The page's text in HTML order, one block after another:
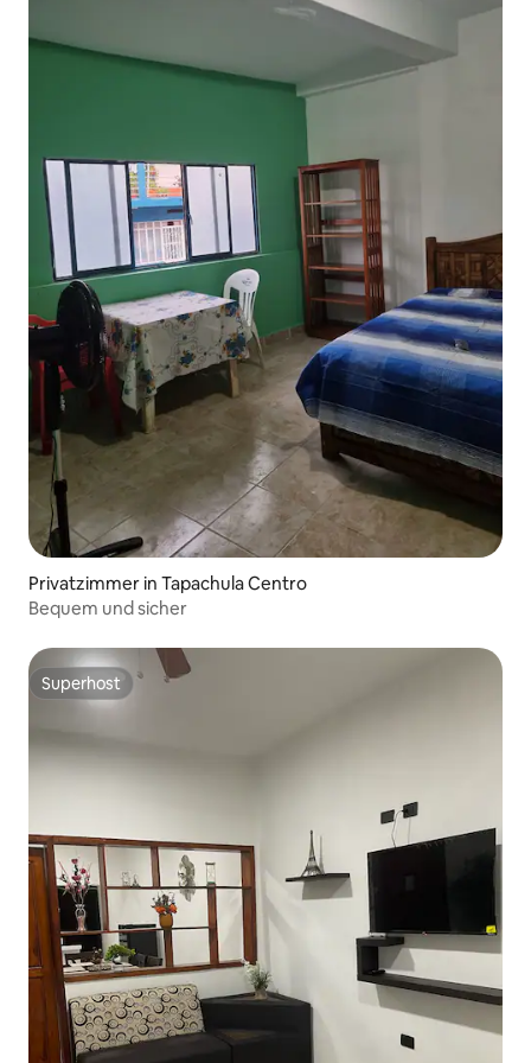
Privatzimmer in Tapachula Centro
Bequem und sicher
Superhost
Superhost